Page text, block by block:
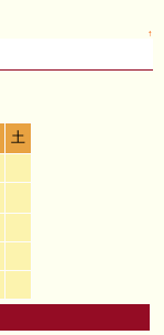
↑
土